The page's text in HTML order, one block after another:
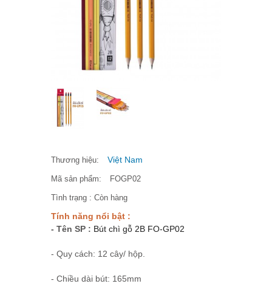
Thương hiệu: Việt Nam
Mã sản phẩm: FOGP02
Tình trạng : Còn hàng
Tính năng nổi bật :
- Tên SP : Bút chì gỗ 2B FO-GP02
- Quy cách: 12 cây/ hộp.
- Chiều dài bút: 165mm